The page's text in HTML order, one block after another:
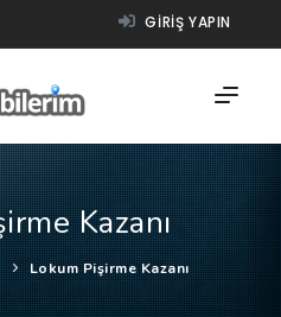
GIRIŞ YAPIN
Kazanı
Lokum Pişirme Kazanı